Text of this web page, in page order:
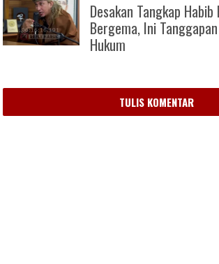
Desakan Tangkap
Bergema, Ini
Hukum
TULIS KOMENTAR